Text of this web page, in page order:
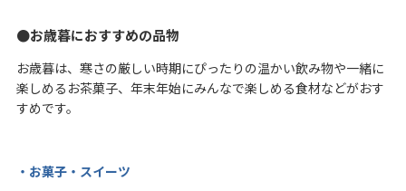
お歳暮におすすめの品物
お歳暮は、寒さの厳しい時期にぴったりの温かい飲み物や一緒に
楽しめるお茶菓子、年末年始にみんなで楽しめる食材などがおす
すめです。
・お菓子・スイーツ